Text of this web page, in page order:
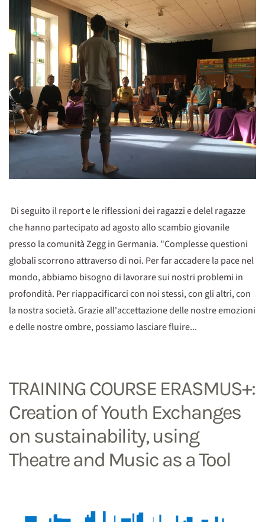
Di seguito il report e le riflessioni dei ragazzi e delel ragazze
che hanno partecipato ad agosto allo scambio giovanile
presso la comunità Zegg in Germania. "Complesse questioni
globali scorrono attraverso di noi. Per far accadere la pace nel
mondo, abbiamo bisogno di lavorare sui nostri problemi in
profondità. Per riappacificarci con noi stessi, con gli altri, con
la nostra società. Grazie all'accettazione delle nostre emozioni
e delle nostre ombre, possiamo lasciare fluire...
TRAINING COURSE ERASMUS+:
Creation of Youth Exchanges
on sustainability, using
Theatre and Music as a Tool